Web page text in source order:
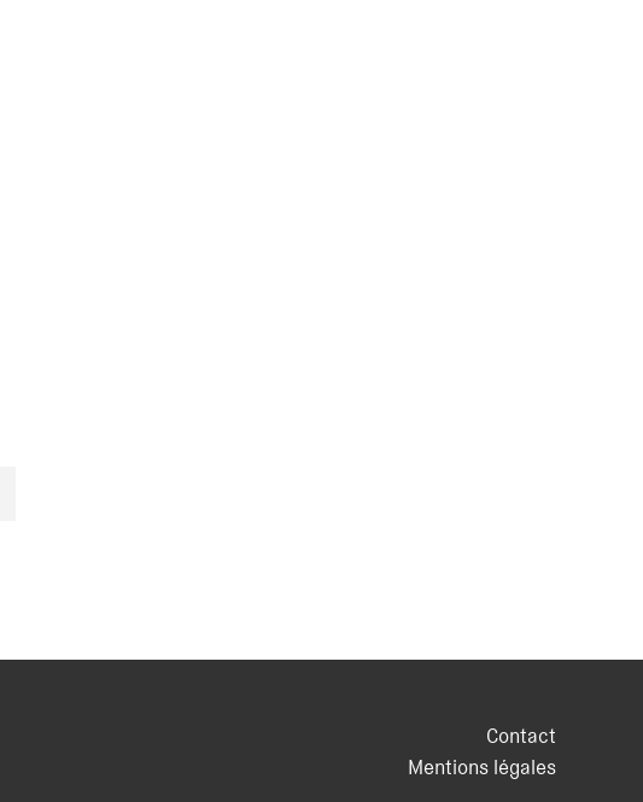
Contact
Mentions légales